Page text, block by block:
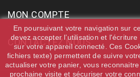
MON COMPTE
CONTACTEZ NOUS
En poursuivant votre navigation sur
devez accepter l’utilisation et
sur votre appareil connecté. Ces
fichiers texte) permettent de suivre
actualiser votre panier, vous
prochaine visite et sécuriser votre